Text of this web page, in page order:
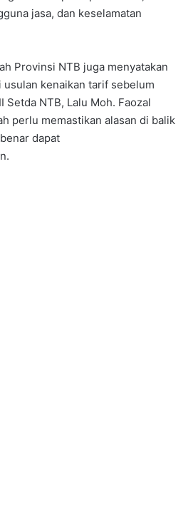
jasa, dan keselamatan
Provinsi NTB juga menyatakan
kenaikan tarif sebelum
Setda NTB, Lalu Moh. Faozal
perlu memastikan alasan di balik
dapat